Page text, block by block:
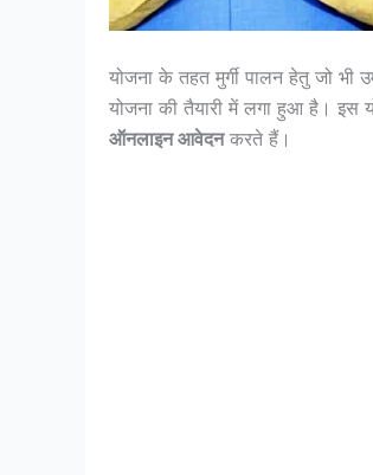
योजना के तहत मुर्गी पालन हेतु जो भी
योजना की तैयारी में लगा हुआ है। इस
ऑनलाइन आवेदनकरते हैं।